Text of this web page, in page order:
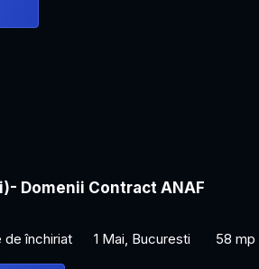
Domenii Contract ANAF
de închiriat 1 Mai, Bucuresti 58 mp